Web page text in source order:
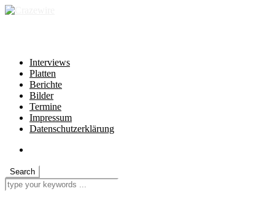
Interviews
Platten
Berichte
Bilder
Termine
Impressum
Datenschutzerklärung